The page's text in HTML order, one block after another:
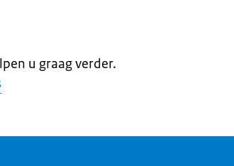
u graag verder.